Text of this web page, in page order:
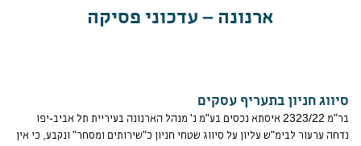
ארנונה – עדכוני פסיקה
סיווג חניון בתעריף עסקים
בר"מ 2323/22 איסתא נכסים בע"מ נ' מנהל הארנונה בעיריית תל אביב-יפו
נדחה ערעור לבימ"ש עליון על סיווג שטחי חניון כ"שירותים ומסחר" ונקבע, כי אין
עמודעמוד